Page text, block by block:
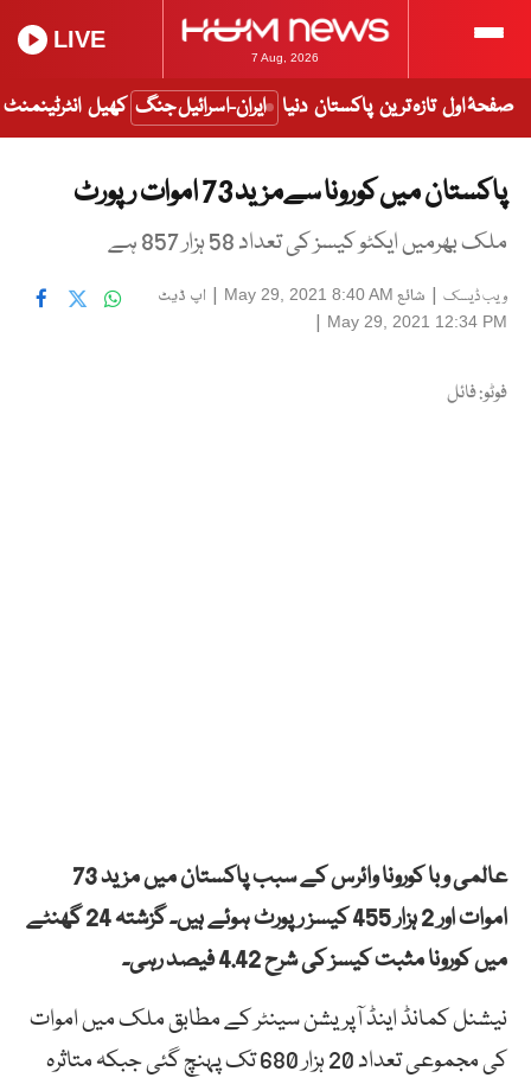
7 Aug, 2026
LIVE
صفحۂ اول تازہ ترین پاکستان دنیا ایران-اسرائیل جنگ کھیل انٹرٹینمنٹ
پاکستان میں کورونا سےمزید 73 اموات رپورٹ
ملک بھرمیں ایکٹو کیسز کی تعداد 58 ہزار 857 ہے
ویب ڈیسک | شائع May 29, 2021 8:40 AM
| اپ ڈیٹ
May 29, 2021 12:34 PM
|
فوٹو: فائل
عالمی وبا کورونا وائرس کے سبب پاکستان میں مزید 73
اموات اور 2 ہزار 455 کیسز رپورٹ ہوئے ہیں۔ گزشتہ 24 گھنٹے
میں کورونا مثبت کیسز کی شرح 4.42 فیصد رہی۔
نیشنل کمانڈ اینڈ آپریشن سینٹر کے مطابق ملک میں اموات
کی مجموعی تعداد 20 ہزار 680 تک پہنچ گئی جبکہ متاثرہ